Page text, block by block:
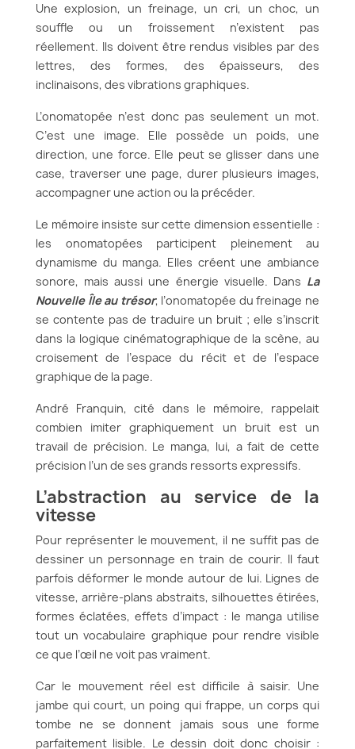
Une explosion, un freinage, un cri, un choc, un
souffle ou un froissement n’existent pas
réellement. Ils doivent être rendus visibles par des
lettres, des formes, des épaisseurs, des
inclinaisons, des vibrations graphiques.
L’onomatopée n’est donc pas seulement un mot.
C’est une image. Elle possède un poids, une
direction, une force. Elle peut se glisser dans une
case, traverser une page, durer plusieurs images,
accompagner une action ou la précéder.
Le mémoire insiste sur cette dimension essentielle :
les onomatopées participent pleinement au
dynamisme du manga. Elles créent une ambiance
sonore, mais aussi une énergie visuelle. Dans La
Nouvelle Île au trésor, l’onomatopée du freinage ne
se contente pas de traduire un bruit ; elle s’inscrit
dans la logique cinématographique de la scène, au
croisement de l’espace du récit et de l’espace
graphique de la page.
André Franquin, cité dans le mémoire, rappelait
combien imiter graphiquement un bruit est un
travail de précision. Le manga, lui, a fait de cette
précision l’un de ses grands ressorts expressifs.
L’abstraction au service de la
vitesse
Pour représenter le mouvement, il ne suffit pas de
dessiner un personnage en train de courir. Il faut
parfois déformer le monde autour de lui. Lignes de
vitesse, arrière-plans abstraits, silhouettes étirées,
formes éclatées, effets d’impact : le manga utilise
tout un vocabulaire graphique pour rendre visible
ce que l’œil ne voit pas vraiment.
Car le mouvement réel est difficile à saisir. Une
jambe qui court, un poing qui frappe, un corps qui
tombe ne se donnent jamais sous une forme
parfaitement lisible. Le dessin doit donc choisir :